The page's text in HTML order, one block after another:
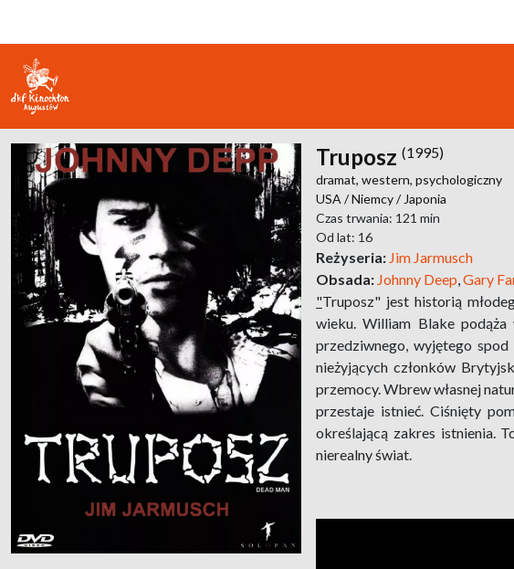
Truposz (1995)
dramat, western, psychologiczny
USA / Niemcy / Japonia
Czas trwania: 121 min
Od lat: 16
Reżyseria: Jim Jarmusch
Obsada: Johnny Deep Gary
"Truposz" jest historią
wieku. William Blake podąża
przedziwnego, wyjętego
nieżyjących członków
przemocy. Wbrew własnej
przestaje istnieć. Ciśnięty
określającą zakres istnienia.
nierealny świat.